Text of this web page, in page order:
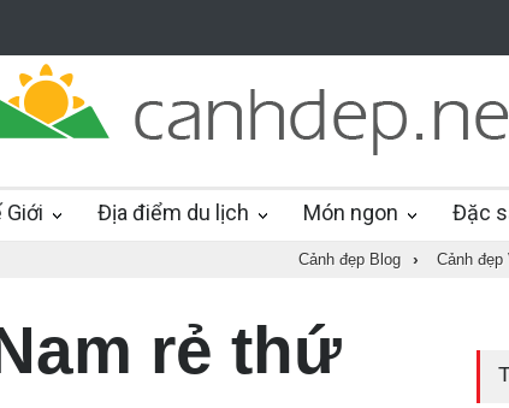
Giới Địa điểm du lịch Món ngon Đặc
Cảnh đẹp Blog › Cảnh đẹp
rẻ thứ